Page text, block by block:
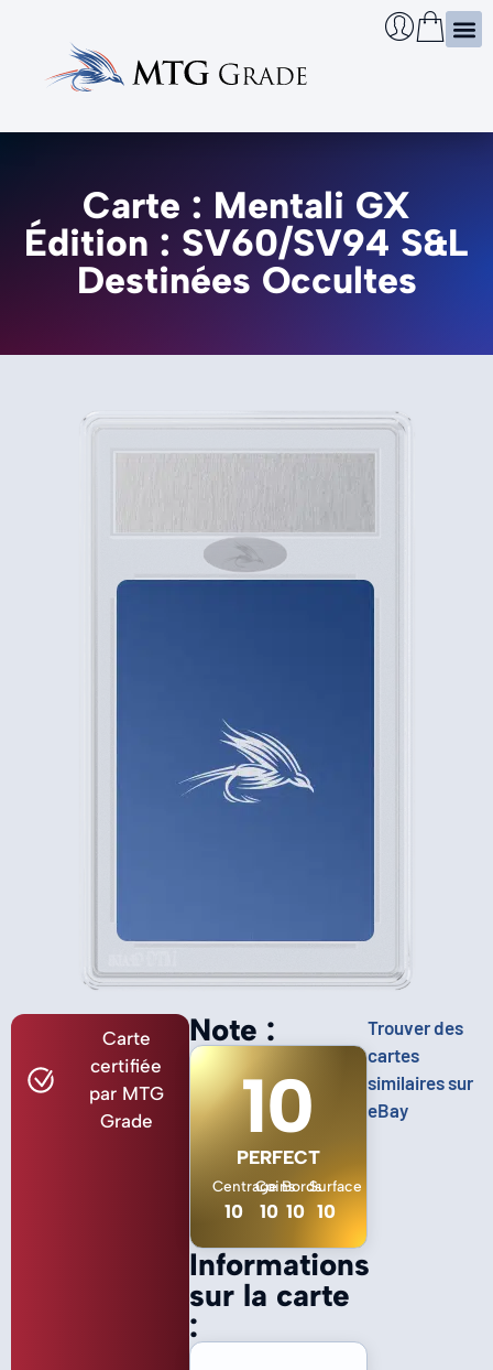
Carte : Mentali GX
Édition : SV60/SV94 S&L
Destinées Occultes
Carte
certifiée
par MTG
Grade
Informations
sur la carte
:
Note :
10
PERFECT
Centrage
10
Coins
10
Bords
10
Surface
10
Trouver des
cartes
similaires sur
eBay